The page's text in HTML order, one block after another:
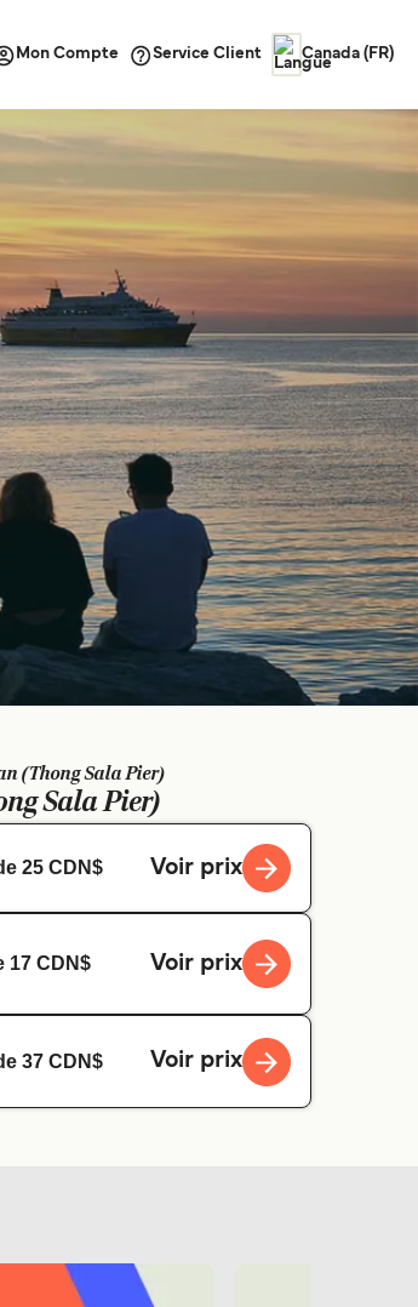
Mon Compte Service Client Canada (FR)
(Thong Sala Pier)
Sala Pier)
25 CDN$ Voir prix
17 CDN$ Voir prix
37 CDN$ Voir prix